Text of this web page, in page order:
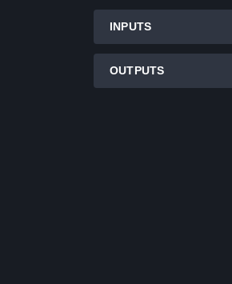
INPUTS
OUTPUTS